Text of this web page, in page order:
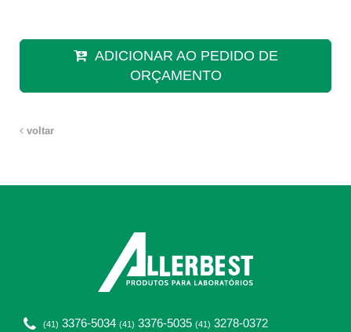
ADICIONAR AO PEDIDO DE
ORÇAMENTO
voltar
(41) 3376-5034 (41) 3376-5035 (41) 3278-0372